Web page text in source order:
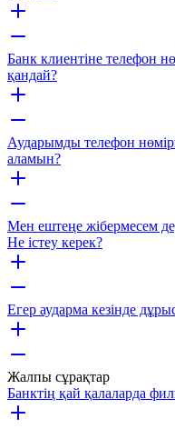
Банк клиентіне телефон
қандай?
Аударымды телефон
аламын?
Мен ештеңе жібермесем
Не істеу керек?
Егер аударма кезінде
Жалпы сұрақтар
Банктің қай қалаларда